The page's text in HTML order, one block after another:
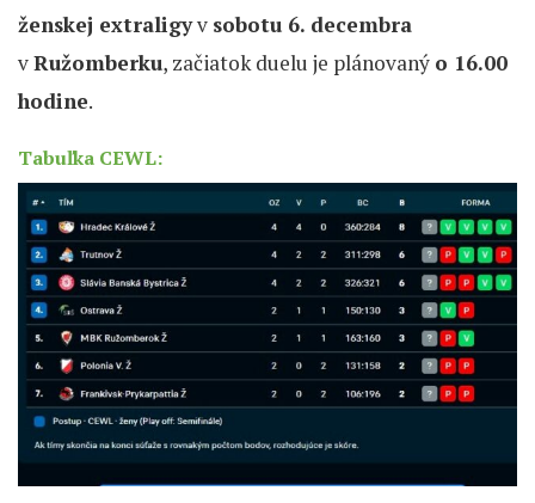
ženskej extraligyv sobotu 6. decembra
vRužomberku, začiatok duelu je plánovaný o 16.00
hodine.
Tabuľka CEWL: